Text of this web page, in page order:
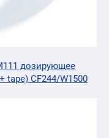
дозирующее
tape) CF244/W1500